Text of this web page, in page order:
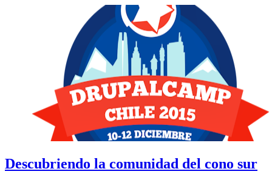
Descubriendo la comunidad del cono sur